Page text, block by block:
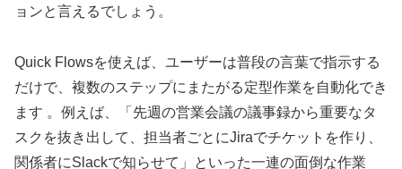
ョンと言えるでしょう。
Quick Flowsを使えば、ユーザーは普段の言葉で指示する
だけで、複数のステップにまたがる定型作業を自動化でき
ます 。例えば、「先週の営業会議の議事録から重要なタ
スクを抜き出して、担当者ごとにJiraでチケットを作り、
関係者にSlackで知らせて」といった一連の面倒な作業